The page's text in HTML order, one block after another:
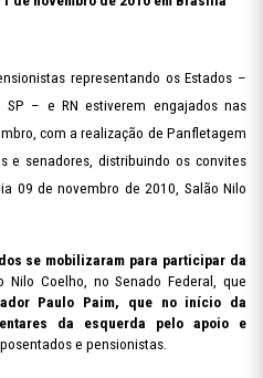
representando os Estados –
– e RN estiverem engajados nas
com a realização de Panfletagem
e senadores, distribuindo os convites
09 de novembro de 2010, Salão Nilo
se mobilizaram para participar da
Nilo Coelho, no Senado Federal, que
Paulo Paim, que no início da
da esquerda pelo apoio e
e pensionistas.